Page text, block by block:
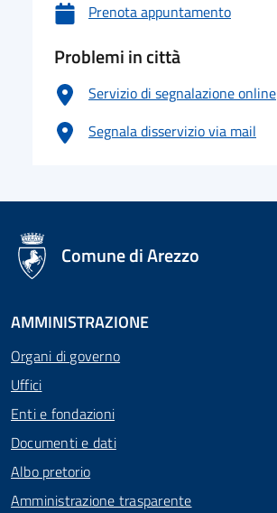
Prenota appuntamento
Problemi in città
Servizio di segnalazione online
Segnala disservizio via mail
logo Unione Europea
Comune di Arezzo
AMMINISTRAZIONE
Organi di governo
Uffici
Enti e fondazioni
Documenti e dati
Albo pretorio
Amministrazione trasparente